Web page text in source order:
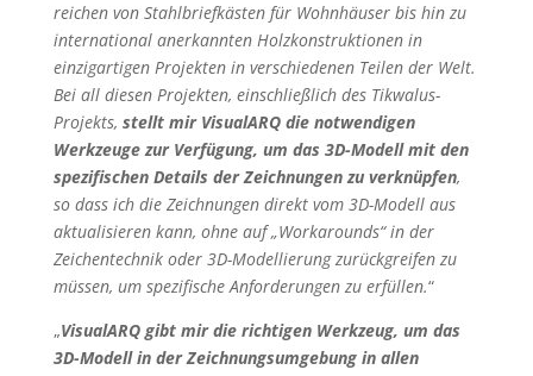
reichen von Stahlbriefkästen für Wohnhäuser bis hin zu
international anerkannten Holzkonstruktionen in
einzigartigen Projekten in verschiedenen Teilen der Welt.
Bei all diesen Projekten, einschließlich des Tikwalus-
Projekts, stellt mir VisualARQ die notwendigen
Werkzeuge zur Verfügung, um das 3D-Modell mit den
spezifischen Details der Zeichnungen zu verknüpfen,
so dass ich die Zeichnungen direkt vom 3D-Modell aus
aktualisieren kann, ohne auf „Workarounds“ in der
Zeichentechnik oder 3D-Modellierung zurückgreifen zu
müssen, um spezifische Anforderungen zu erfüllen.“
„VisualARQ gibt mir die richtigen Werkzeug, um das
3D-Modell in der Zeichnungsumgebung in allen